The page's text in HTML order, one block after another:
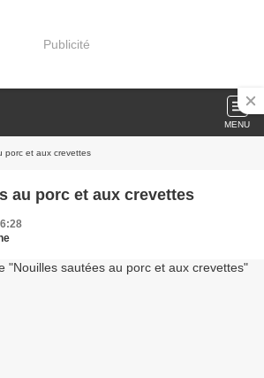
Publicité
MENU
porc et aux crevettes
au porc et aux crevettes